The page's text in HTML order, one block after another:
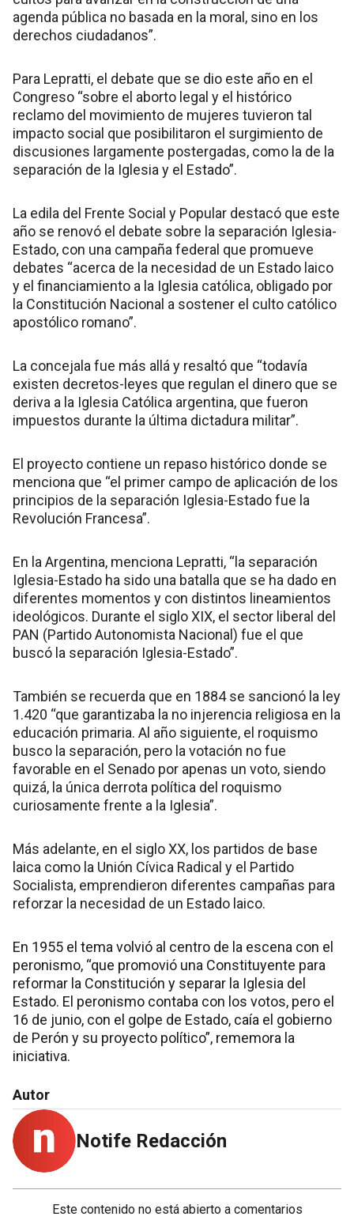
agenda pública no basada en la moral, sino en los
derechos ciudadanos”.
Para Lepratti, el debate que se dio este año en el
Congreso “sobre el aborto legal y el histórico
reclamo del movimiento de mujeres tuvieron tal
impacto social que posibilitaron el surgimiento de
discusiones largamente postergadas, como la de la
separación de la Iglesia y el Estado”.
La edila del Frente Social y Popular destacó que este
año se renovó el debate sobre la separación Iglesia-
Estado, con una campaña federal que promueve
debates “acerca de la necesidad de un Estado laico
y el financiamiento a la Iglesia católica, obligado por
la Constitución Nacional a sostener el culto católico
apostólico romano”.
La concejala fue más allá y resaltó que “todavía
existen decretos-leyes que regulan el dinero que se
deriva a la Iglesia Católica argentina, que fueron
impuestos durante la última dictadura militar”.
El proyecto contiene un repaso histórico donde se
menciona que “el primer campo de aplicación de los
principios de la separación Iglesia-Estado fue la
Revolución Francesa”.
En la Argentina, menciona Lepratti, “la separación
Iglesia-Estado ha sido una batalla que se ha dado en
diferentes momentos y con distintos lineamientos
ideológicos. Durante el siglo XIX, el sector liberal del
PAN (Partido Autonomista Nacional) fue el que
buscó la separación Iglesia-Estado”.
También se recuerda que en 1884 se sancionó la ley
1.420 “que garantizaba la no injerencia religiosa en la
educación primaria. Al año siguiente, el roquismo
busco la separación, pero la votación no fue
favorable en el Senado por apenas un voto, siendo
quizá, la única derrota política del roquismo
curiosamente frente a la Iglesia”.
Más adelante, en el siglo XX, los partidos de base
laica como la Unión Cívica Radical y el Partido
Socialista, emprendieron diferentes campañas para
reforzar la necesidad de un Estado laico.
En 1955 el tema volvió al centro de la escena con el
peronismo, “que promovió una Constituyente para
reformar la Constitución y separar la Iglesia del
Estado. El peronismo contaba con los votos, pero el
16 de junio, con el golpe de Estado, caía el gobierno
de Perón y su proyecto político”, rememora la
iniciativa.
Autor
Notife Redacción
Este contenido no está abierto a comentarios